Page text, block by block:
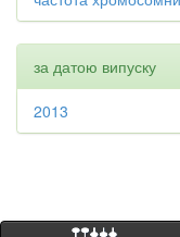
за датою випуску
2013